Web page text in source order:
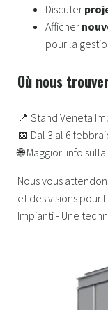
Discuter
Afficher
pour la
Où nous trouver
📍 Stand Veneta
📅 Dal 3 al 6
🌐 Maggiori info
Nous vous
et des visions pour
Impianti - Une